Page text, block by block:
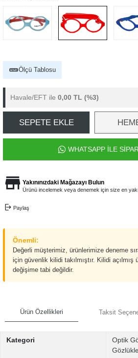
Ölçü Tablosu
Havale/EFT ile 0,00 TL (%3)
SEPETE EKLE
WHATSAPP İLE
Yakınınızdaki Mağazayı Bulun
Ürünü incelemek veya denemek için size en
Paylaş
Önemli:
Değerli müşterimiz, ürünlerimize deneme
için güvenlik kilidi takılmıştır. Kilidi açılmış
değişime tabi değildir.
Ürün Özellikleri Taksit
Kategori Optik